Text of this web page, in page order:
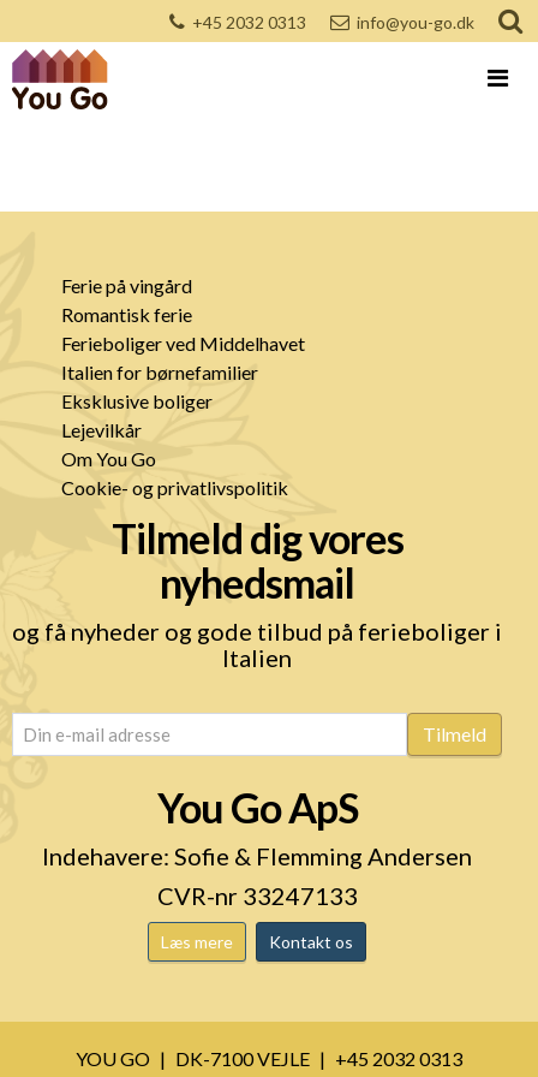
+45 2032 0313 info@you-go.dk
Ferie på vingård
Romantisk ferie
Ferieboliger ved Middelhavet
Italien for børnefamilier
Eksklusive boliger
Lejevilkår
Om You Go
Cookie- og privatlivspolitik
Tilmeld dig vores
nyhedsmail
og få nyheder og gode tilbud på ferieboliger i
Italien
email (Påkrævet) Tilmeld
You Go ApS
Indehavere: Sofie & Flemming Andersen
CVR-nr 33247133
Læs mere Kontakt os
YOU GO DK-7100 VEJLE
+45 2032 0313